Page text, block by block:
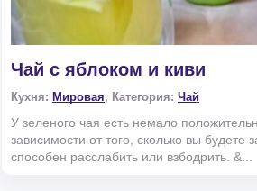
Чай с яблоком и киви
Кухня: Мировая, Категория: Чай
У зеленого чая есть немало
зависимости от того, сколько вы будете
способен расслабить или взбодрить. &...